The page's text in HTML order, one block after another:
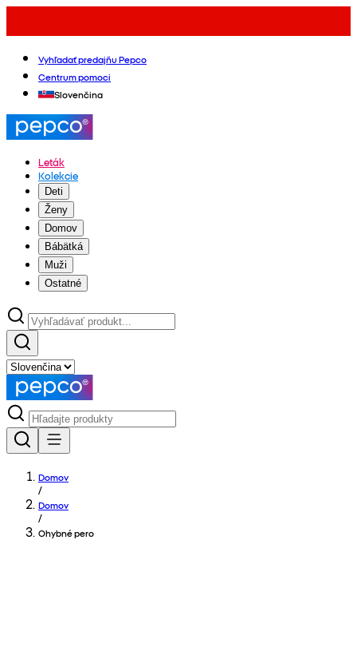
Vyhľadať predajňu Pepco
Centrum pomoci
Slovenčina
Leták
Kolekcie
Deti
Ženy
Domov
Bábätká
Muži
Ostatné
Domov
/
Domov
/
Ohybné pero